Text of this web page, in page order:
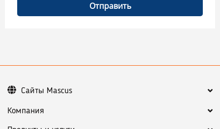
Отправить
Компания
Сайты Mascus